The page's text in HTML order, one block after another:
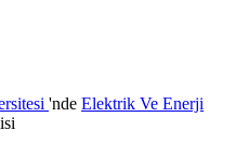
'nde Elektrik Ve Enerji